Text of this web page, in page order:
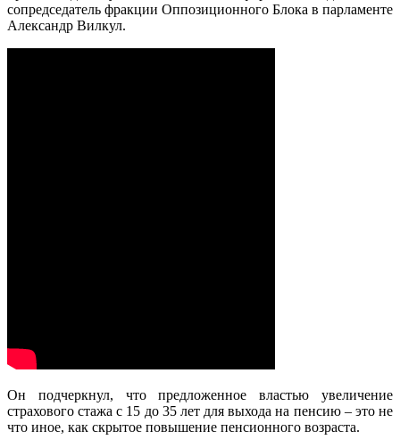
сопредседатель фракции Оппозиционного Блока в парламенте
Александр Вилкул.
Он подчеркнул, что
предложенное властью увеличение
страхового стажа с 15 до 35 лет для выхода на пенсию – это не
что иное, как скрытое повышение пенсионного возраста.